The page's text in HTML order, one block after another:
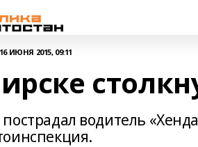
16 ИЮНЯ 2015, 09:11
водитель